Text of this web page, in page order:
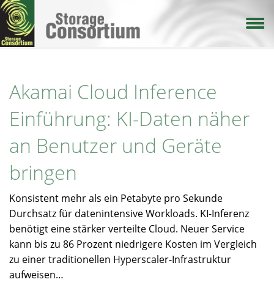
Direkt
zum
Inhalt
Akamai Cloud Inference
Einführung: KI-Daten näher
an Benutzer und Geräte
bringen
Konsistent mehr als ein Petabyte pro Sekunde
Durchsatz für datenintensive Workloads. KI-Inferenz
benötigt eine stärker verteilte Cloud. Neuer Service
kann bis zu 86 Prozent niedrigere Kosten im Vergleich
zu einer traditionellen Hyperscaler-Infrastruktur
aufweisen…